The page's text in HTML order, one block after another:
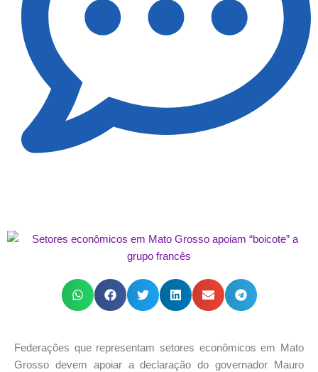
Federações que representam setores econômicos em Mato
Grosso devem apoiar a declaração do governador Mauro